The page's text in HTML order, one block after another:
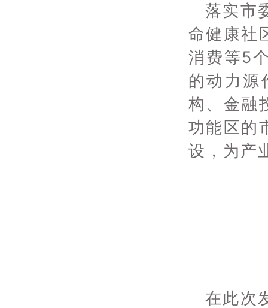
落实市
命健康社
消费等5
的动力源
构、金融
功能区的
设，为产
在此次